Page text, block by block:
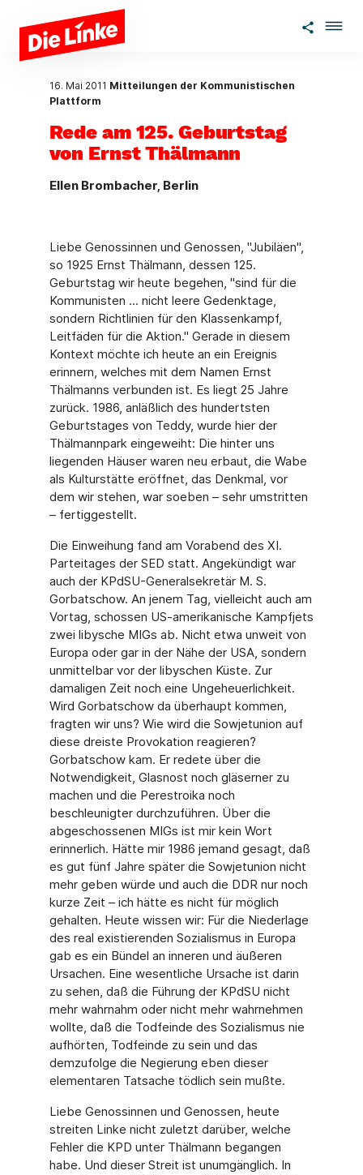
Zum Hauptinhalt springen
16. Mai 2011 Mitteilungen der Kommunistischen
Plattform
Rede am 125. Geburtstag
von Ernst Thälmann
Ellen Brombacher, Berlin
Liebe Genossinnen und Genossen, "Jubiläen",
so 1925 Ernst Thälmann, dessen 125.
Geburtstag wir heute begehen, "sind für die
Kommunisten ... nicht leere Gedenktage,
sondern Richtlinien für den Klassenkampf,
Leitfäden für die Aktion." Gerade in diesem
Kontext möchte ich heute an ein Ereignis
erinnern, welches mit dem Namen Ernst
Thälmanns verbunden ist. Es liegt 25 Jahre
zurück. 1986, anläßlich des hundertsten
Geburtstages von Teddy, wurde hier der
Thälmannpark eingeweiht: Die hinter uns
liegenden Häuser waren neu erbaut, die Wabe
als Kulturstätte eröffnet, das Denkmal, vor
dem wir stehen, war soeben – sehr umstritten
– fertiggestellt.
Die Einweihung fand am Vorabend des XI.
Parteitages der SED statt. Angekündigt war
auch der KPdSU-Generalsekretär M. S.
Gorbatschow. An jenem Tag, vielleicht auch am
Vortag, schossen US-amerikanische Kampfjets
zwei libysche MIGs ab. Nicht etwa unweit von
Europa oder gar in der Nähe der USA, sondern
unmittelbar vor der libyschen Küste. Zur
damaligen Zeit noch eine Ungeheuerlichkeit.
Wird Gorbatschow da überhaupt kommen,
fragten wir uns? Wie wird die Sowjetunion auf
diese dreiste Provokation reagieren?
Gorbatschow kam. Er redete über die
Notwendigkeit, Glasnost noch gläserner zu
machen und die Perestroika noch
beschleunigter durchzuführen. Über die
abgeschossenen MIGs ist mir kein Wort
erinnerlich. Hätte mir 1986 jemand gesagt, daß
es gut fünf Jahre später die Sowjetunion nicht
mehr geben würde und auch die DDR nur noch
kurze Zeit – ich hätte es nicht für möglich
gehalten. Heute wissen wir: Für die Niederlage
des real existierenden Sozialismus in Europa
gab es ein Bündel an inneren und äußeren
Ursachen. Eine wesentliche Ursache ist darin
zu sehen, daß die Führung der KPdSU nicht
mehr wahrnahm oder nicht mehr wahrnehmen
wollte, daß die Todfeinde des Sozialismus nie
aufhörten, Todfeinde zu sein und das
demzufolge die Negierung eben dieser
elementaren Tatsache tödlich sein mußte.
Liebe Genossinnen und Genossen, heute
streiten Linke nicht zuletzt darüber, welche
Fehler die KPD unter Thälmann begangen
habe. Und dieser Streit ist unumgänglich. In